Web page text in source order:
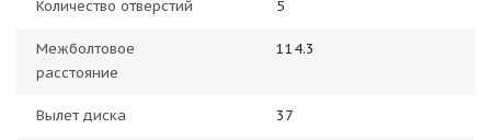
Количество отверстий 5
Межболтовое
расстояние
114.3
Вылет диска 37